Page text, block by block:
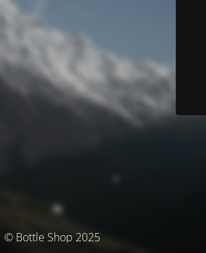
© Bottle Shop 2025